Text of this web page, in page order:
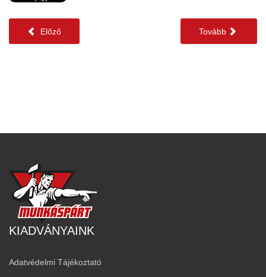
Előző Tovább
KIADVÁNYAINK
Adatvédelmi Tájékoztató